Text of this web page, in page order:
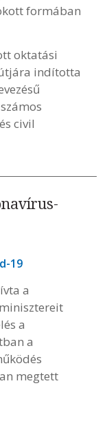
formában
oktatási
indította
civil
19
a
a
a
megtett